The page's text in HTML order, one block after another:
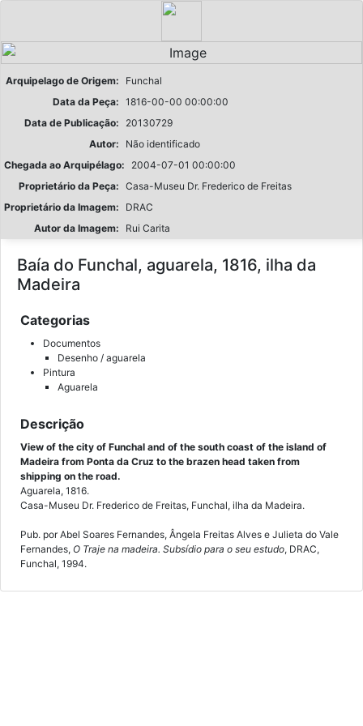
Arquipelago de Origem:
Funchal
Data da Peça: 1816-00-00 00:00:00
Data de Publicação:
20130729
Autor:
Não identificado
Chegada ao Arquipélago:
2004-07-01 00:00:00
Proprietário da Peça: Casa-Museu Dr. Frederico de Freitas
Proprietário da Imagem:
DRAC
Autor da Imagem:
Rui Carita
Baía do Funchal, aguarela, 1816, ilha da
Madeira
Categorias
Documentos
Desenho / aguarela
Pintura
Aguarela
Descrição
View of the city of Funchal and of the south coast of the island of
Madeira from Ponta da Cruz to the brazen head taken from
shipping on the road.
Aguarela, 1816.
Casa-Museu Dr. Frederico de Freitas, Funchal, ilha da Madeira.
Pub. por Abel Soares Fernandes, Ângela Freitas Alves e Julieta do Vale
Fernandes, O Traje na madeira. Subsídio para o seu estudo, DRAC,
Funchal, 1994.